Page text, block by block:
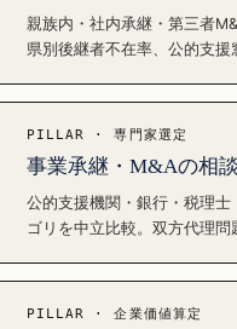
親族内・社内承継・第三者
県別後継者不在率、公的支援
PILLAR · 専門家選定
事業承継・M&Aの相
公的支援機関・銀行・税理士
ゴリを中立比較。双方代理問
PILLAR · 企業価値算定